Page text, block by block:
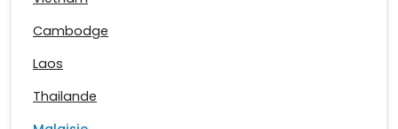
Cambodge
Laos
Thailande